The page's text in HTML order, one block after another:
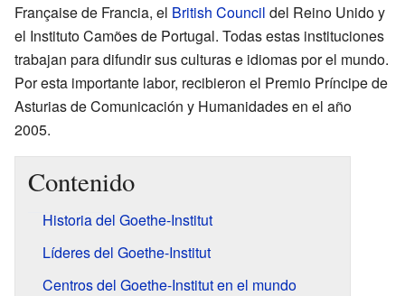
Française de Francia, el British Council del Reino Unido y
el Instituto Camões de Portugal. Todas estas instituciones
trabajan para difundir sus culturas e idiomas por el mundo.
Por esta importante labor, recibieron el Premio Príncipe de
Asturias de Comunicación y Humanidades en el año
2005.
Contenido
Historia del Goethe-Institut
Líderes del Goethe-Institut
Centros del Goethe-Institut en el mundo